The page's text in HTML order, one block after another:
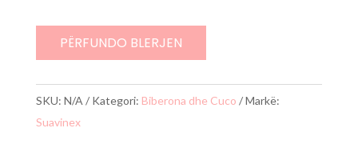
Suavinex
Wonderland
240
ml
PËRFUNDO BLERJEN
SKU: N/A Kategori: Biberona dhe Cuco
Markë:
Suavinex